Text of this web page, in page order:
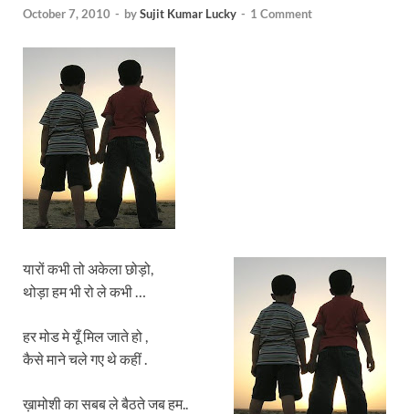
October 7, 2010 - bySujit Kumar Lucky - 1 Comment
यारों कभी तो अकेला छोड़ो,
थोड़ा हम भी रो ले कभी …
हर मोड मे यूँ मिल जाते हो ,
कैसे माने चले गए थे कहीं .
ख़ामोशी का सबब ले बैठते जब हम..